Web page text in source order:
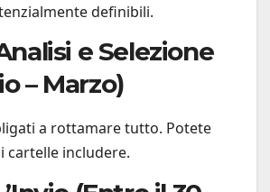
definibili.
e Selezione
– Marzo)
a rottamare tutto. Potete
cartelle includere.